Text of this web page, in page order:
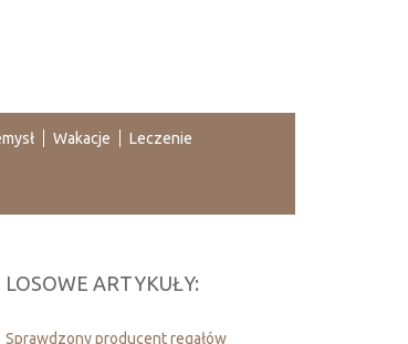
Wakacje Leczenie
LOSOWE ARTYKUŁY:
Sprawdzony producent regałów